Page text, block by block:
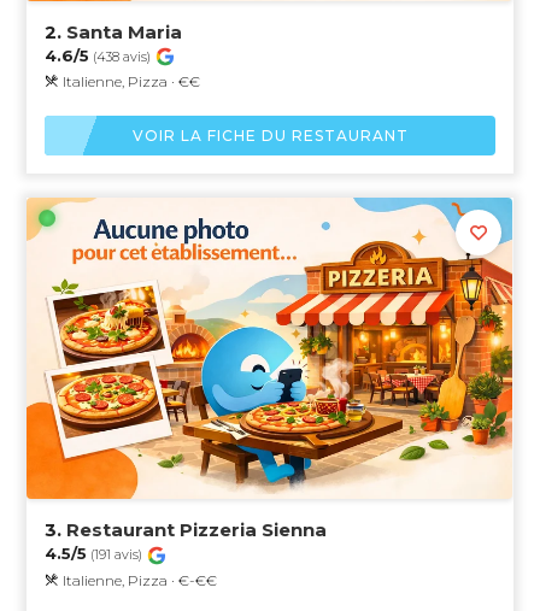
2. Santa Maria
4.6/5 (438 avis)
Italienne, Pizza · €€
VOIR LA FICHE DU RESTAURANT
3. Restaurant Pizzeria Sienna
4.5/5 (191 avis)
Italienne, Pizza · €-€€